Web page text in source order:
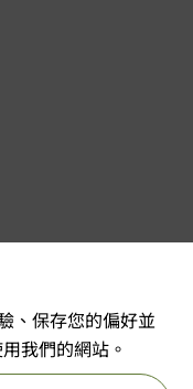
、保存您的偏好並
我們的網站。